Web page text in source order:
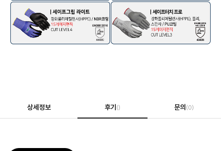
상세정보 후기() 문의(0)